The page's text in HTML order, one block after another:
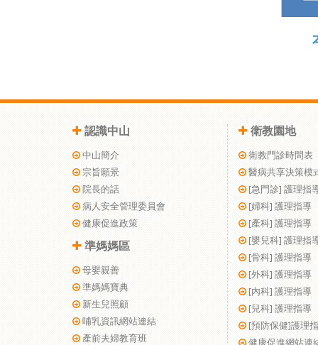
認識中山
中山簡介
宗旨願景
院長的話
病人安全管理委員會
健康促進政策
準媽媽區
母嬰親善
準媽媽寶典
新生兒照顧
哺乳資訊網站連結
產前夫婦教育班
衛教園地
衛教門診時間表
醫病共享決策模
[急門診] 護理指
[婦科] 護理指導
[產科] 護理指導
[嬰兒科] 護理指
[骨科] 護理指導
[外科] 護理指導
[內科] 護理指導
[兒科] 護理指導
[預防保健]護理
健康促進網站連